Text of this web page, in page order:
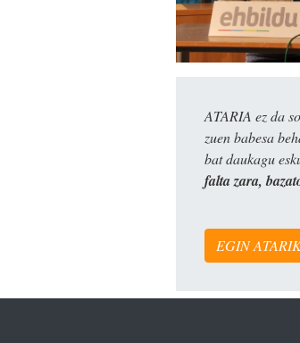
ATARIA ez da
zuen babesa
bat daukagu
falta zara,
EGIN